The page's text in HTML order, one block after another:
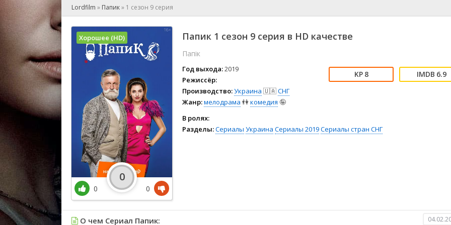
🕺 Мюзикл
👨‍💼 Новости
👨‍💻 Реальное тв
🎤 Ток-шоу
😱 Ужасы
🧙‍♀️ Фантастика
🤠 Фильм-нуар
🧝‍♂️ Фэнтези
🏅 Церемония
Lordfilm » Папик» 1 сезон 9 серия
Папик 1 сезон 9 серия в HD качестве
Папік
Год выхода:2019
Режиссёр:
Производство:Украина 🇺🇦СНГ
Жанр:мелодрама 👫комедия 🤪
8 6.9
В ролях:
Разделы:Сериалы Украина Сериалы 2019Сериалы стран СНГ
Хорошее (HD)
0
0
0
О чем Сериал Папик: